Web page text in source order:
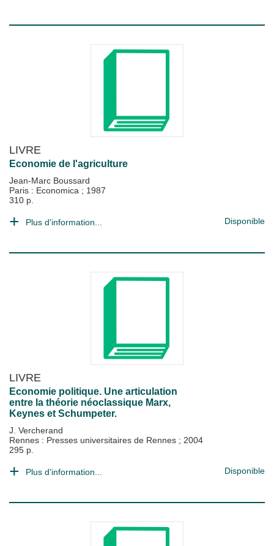
LIVRE
Economie de l'agriculture
Jean-Marc Boussard
Paris : Economica ; 1987
310 p.
Plus d'information... Disponible
LIVRE
Economie politique. Une articulation
entre la théorie néoclassique Marx,
Keynes et Schumpeter.
J. Vercherand
Rennes : Presses universitaires de Rennes ; 2004
295 p.
Plus d'information... Disponible